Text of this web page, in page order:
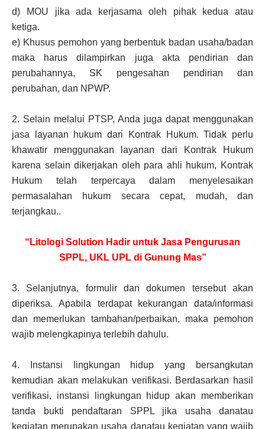
d)
MOU jika ada kerjasama oleh pihak kedua atau
ketiga.
e) Khusus pemohon yang berbentuk badan usaha/badan
maka harus dilampirkan juga akta pendirian dan
perubahannya, SK pengesahan pendirian dan
perubahan, dan NPWP.
2. Selain melalui PTSP, Anda juga dapat menggunakan
jasa layanan hukum dari Kontrak Hukum. Tidak perlu
khawatir menggunakan layanan dari Kontrak Hukum
karena selain dikerjakan oleh para ahli hukum, Kontrak
Hukum telah terpercaya dalam menyelesaikan
permasalahan hukum secara cepat, mudah, dan
terjangkau..
“Litologi Solution Hadir untuk Jasa Pengurusan
SPPL, UKL UPL di Gunung Mas”
3.
Selanjutnya, formulir dan dokumen tersebut akan
diperiksa. Apabila terdapat kekurangan data/informasi
dan memerlukan tambahan/perbaikan, maka pemohon
wajib melengkapinya terlebih dahulu.
4.
Instansi lingkungan hidup yang bersangkutan
kemudian akan melakukan verifikasi. Berdasarkan hasil
verifikasi, instansi lingkungan hidup akan memberikan
tanda bukti pendaftaran SPPL jika usaha danatau
kegiatan merupakan usaha danatau kegiatan yang wajib